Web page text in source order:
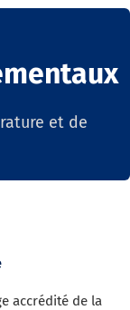
et de
accrédité de la